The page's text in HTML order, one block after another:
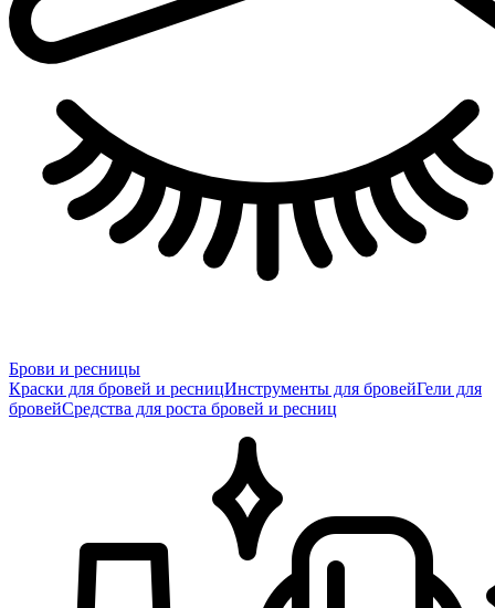
Брови и ресницы
Краски для бровей и ресницИнструменты для бровейГели для
бровейСредства для роста бровей и ресниц